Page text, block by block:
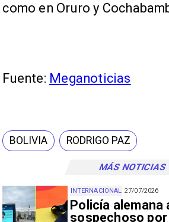
MÁS NOTICIAS
27/07/2026
Policía alemana
sospechoso
INTERNACIONAL
como en Oruro y
Fuente: Meganoticias
BOLIVIA RODRIGO PAZ